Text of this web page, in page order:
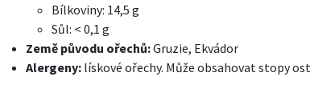
Bílkoviny: 14,5 g
Sůl: < 0,1 g
Země původu ořechů:Gruzie, Ekvádor
Alergeny: lískové ořechy. Může obsahovat stopy